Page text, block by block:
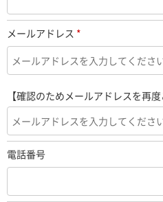
メールアドレス *
【確認のためメールアドレスを再度
電話番号